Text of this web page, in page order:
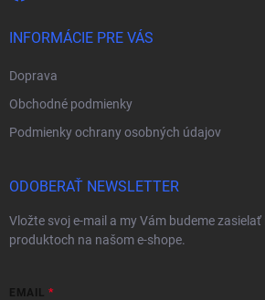
INFORMÁCIE PRE VÁS
Doprava
Obchodné podmienky
Podmienky ochrany osobných údajov
ODOBERAŤ NEWSLETTER
Vložte svoj e-mail a my Vám budeme
produktoch na našom e-shope.
EMAIL